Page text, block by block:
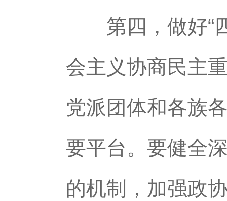
第四，做好“四
会主义协商民主
党派团体和各族
要平台。要健全
的机制，加强政